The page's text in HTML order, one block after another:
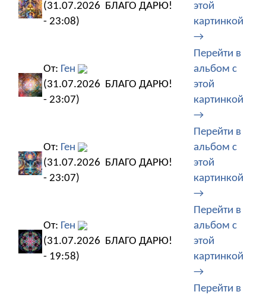
(31.07.2026
- 23:08)
БЛАГО ДАРЮ!
этой
картинкой
→
От: Ген
(31.07.2026
- 23:07)
БЛАГО ДАРЮ!
Перейти в
альбом с
этой
картинкой
→
От: Ген
(31.07.2026
- 23:07)
БЛАГО ДАРЮ!
Перейти в
альбом с
этой
картинкой
→
От: Ген
(31.07.2026
- 19:58)
БЛАГО ДАРЮ!
Перейти в
альбом с
этой
картинкой
→
Перейти в